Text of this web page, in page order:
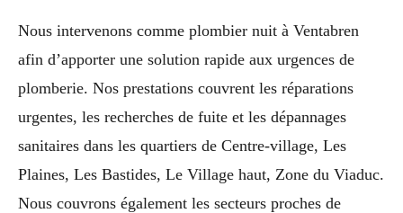
Nous intervenons comme plombier nuit à Ventabren
afin d’apporter une solution rapide aux urgences de
plomberie. Nos prestations couvrent les réparations
urgentes, les recherches de fuite et les dépannages
sanitaires dans les quartiers de Centre-village, Les
Plaines, Les Bastides, Le Village haut, Zone du Viaduc.
Nous couvrons également les secteurs proches de